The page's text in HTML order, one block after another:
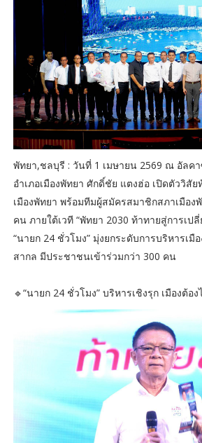
พัทยา,ชลบุรี : วันที่ 1 เมษายน 2569 ณ อัลค
อำเภอเมืองพัทยา ศักดิ์ชัย แตงฮ่อ เปิดตัววิสั
เมืองพัทยา พร้อมทีมผู้สมัครสมาชิกสภาเมือง
คน ภายใต้เวที “พัทยา 2030 ท้าทายสู่การเป
“นายก 24 ชั่วโมง” มุ่งยกระดับการบริหารเมื
สากล มีประชาชนเข้าร่วมกว่า 300 คน
🔹“นายก 24 ชั่วโมง” บริหารเชิงรุก เมืองต้อ